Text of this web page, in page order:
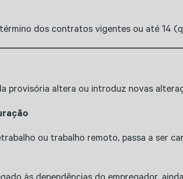
dos contratos vigentes ou até 14
provisória altera ou introduz novas
ou trabalho remoto, passa a ser